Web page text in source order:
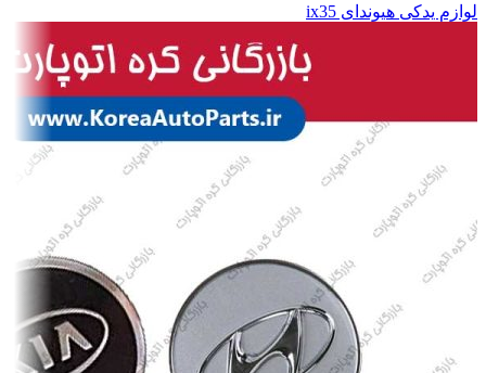
لوازم یدکی هیوندای ix35